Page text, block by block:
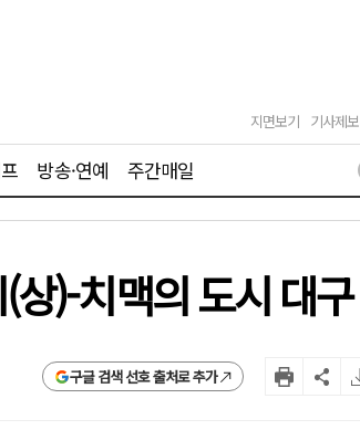
지면보기 기사제보
방송·연예 주간매일
)-치맥의 도시 대구
구글 검색 선호 출처로 추가